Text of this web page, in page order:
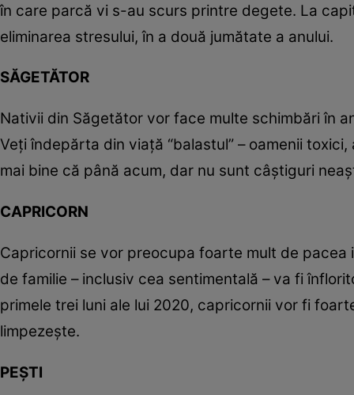
în care parcă vi s-au scurs printre degete. La
eliminarea stresului, în a două jumătate a anului.
SĂGETĂTOR
Nativii din Săgetător vor face multe schimbări în
Veţi îndepărta din viaţă “balastul” – oamenii
mai bine că până acum, dar nu sunt câştiguri
CAPRICORN
Capricornii se vor preocupa foarte mult de
de familie – inclusiv cea sentimentală – va fi
primele trei luni ale lui 2020, capricornii vor fi
limpezeşte.
PEŞTI